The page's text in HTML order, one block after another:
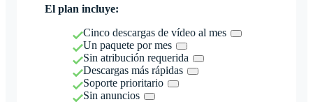
El plan incluye:
Cinco descargas de vídeo al mes
Un paquete por mes
Sin atribución requerida
Descargas más rápidas
Soporte prioritario
Sin anuncios